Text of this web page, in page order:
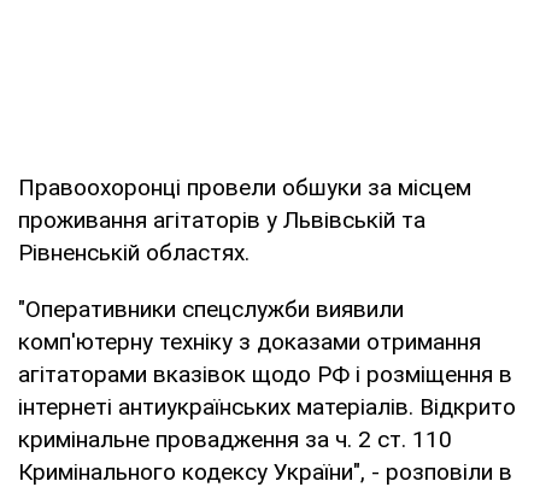
Правоохоронці провели обшуки за місцем
проживання агітаторів у Львівській та
Рівненській областях.
"Оперативники спецслужби виявили
комп'ютерну техніку з доказами отримання
агітаторами вказівок щодо РФ і розміщення в
інтернеті антиукраїнських матеріалів. Відкрито
кримінальне провадження за ч. 2 ст. 110
Кримінального кодексу України", - розповіли в